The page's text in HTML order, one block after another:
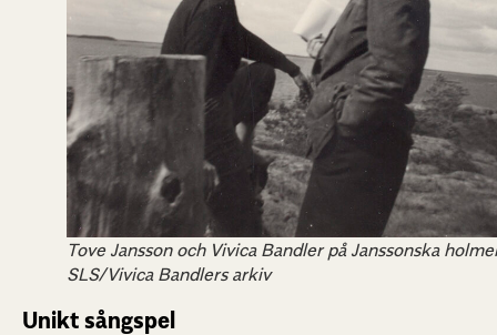
Tove Jansson och Vivica Bandler på Janssonska
SLS/Vivica Bandlers arkiv
Unikt sångspel